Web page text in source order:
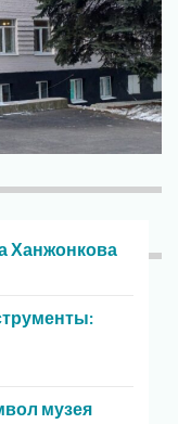
Ханжонкова
музея